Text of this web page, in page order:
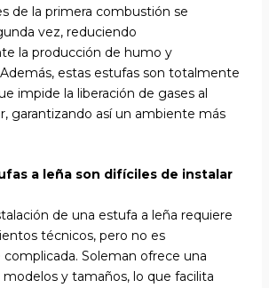
de la primera combustión se
vez, reduciendo
la producción de humo y
estas estufas son totalmente
impide la liberación de gases al
garantizando así un ambiente más
a leña son difíciles de instalar
de una estufa a leña requiere
técnicos, pero no es
Soleman ofrece una
y tamaños, lo que facilita